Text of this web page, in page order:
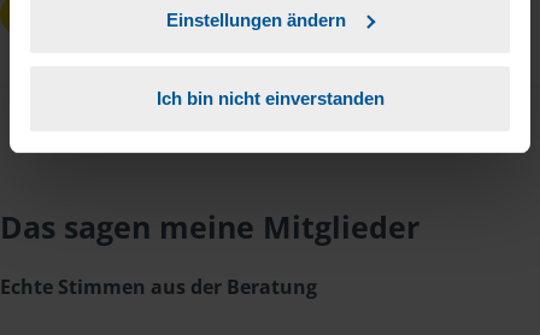
Einstellungen ändern
Ich bin nicht einverstanden
Anfrage absenden
Das sagen meine Mitglieder
Echte Stimmen aus der Beratung